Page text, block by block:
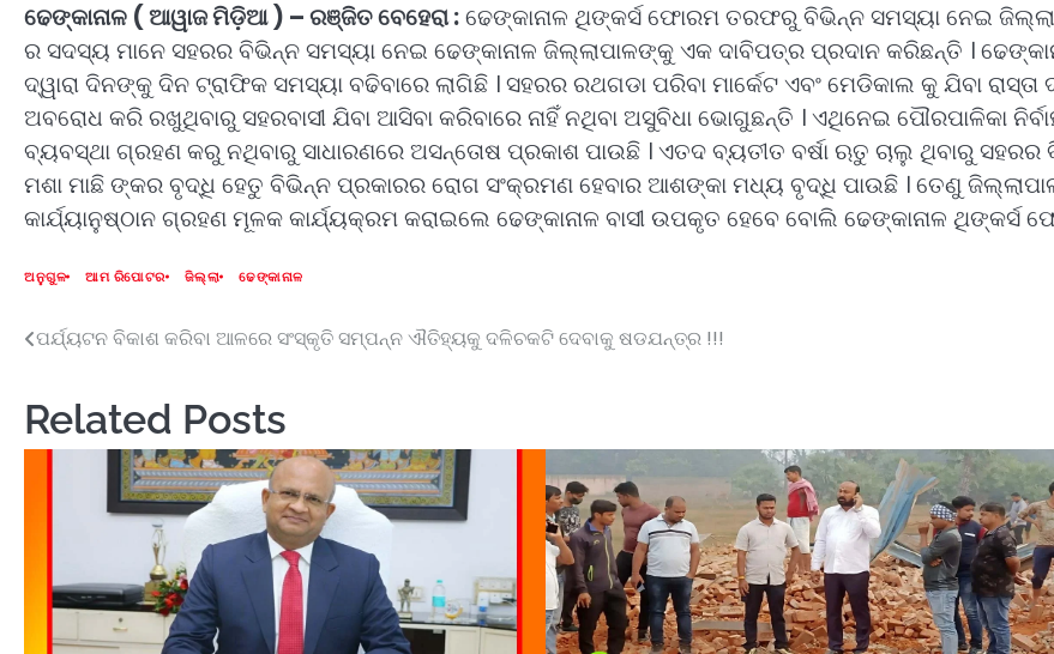
ଢେଙ୍କାନାଳ ( ଆୱାଜ ମିଡ଼ିଆ ) – ରଞ୍ଜିତ ବେହେରା :ଢେଙ୍କାନାଳ ଥିଙ୍କର୍ସ ଫୋରମ ତରଫରୁ ବିଭିନ୍ନ ସମସ୍ୟା ନେଇ
ର ସଦସ୍ୟ ମାନେ ସହରର ବିଭିନ୍ନ ସମସ୍ୟା ନେଇ ଢେଙ୍କାନାଳ ଜିଲ୍ଲାପାଳଙ୍କୁ ଏକ ଦାବିପତ୍ର ପ୍ରଦାନ କରିଛନ୍ତି ।
ଦ୍ୱାରା ଦିନଙ୍କୁ ଦିନ ଟ୍ରାଫିକ ସମସ୍ୟା ବଢିବାରେ ଲାଗିଛି । ସହରର ରଥଗଡା ପରିବା ମାର୍କେଟ ଏବଂ ମେଡିକାଲ କୁ ଯିବା
ଅବରୋଧ କରି ରଖୁଥିବାରୁ ସହରବାସୀ ଯିବା ଆସିବା କରିବାରେ ନାହିଁ ନଥିବା ଅସୁବିଧା ଭୋଗୁଛନ୍ତି । ଏଥିନେଇ ପୌରପାଳିକା
ବ୍ୟବସ୍ଥା ଗ୍ରହଣ କରୁ ନଥିବାରୁ ସାଧାରଣରେ ଅସନ୍ତୋଷ ପ୍ରକାଶ ପାଉଛି । ଏତଦ ବ୍ୟତୀତ ବର୍ଷା ଋତୁ ଚାଲୁ ଥିବାରୁ ସହରର
ମଶା ମାଛି ଙ୍କର ବୃଦ୍ଧି ହେତୁ ବିଭିନ୍ନ ପ୍ରକାରର ରୋଗ ସଂକ୍ରମଣ ହେବାର ଆଶଙ୍କା ମଧ୍ୟ ବୃଦ୍ଧି ପାଉଛି । ତେଣୁ
କାର୍ଯ୍ୟାନୁଷ୍ଠାନ ଗ୍ରହଣ ମୂଳକ କାର୍ଯ୍ୟକ୍ରମ କରାଇଲେ ଢେଙ୍କାନାଳ ବାସୀ ଉପକୃତ ହେବେ ବୋଲି ଢେଙ୍କାନାଳ ଥିଙ୍କର୍ସ
ଅନୁଗୁଳ ଆମ ରିପୋଟର ଜିଲ୍ଲା ଢେଙ୍କାନାଳ
Post
ପର୍ଯ୍ୟଟନ ବିକାଶ କରିବା ଆଳରେ ସଂସ୍କୃତି ସମ୍ପନ୍ନ ଐତିହ୍ୟକୁ ଦଳିଚକଟି ଦେବାକୁ ଷଡଯନ୍ତ୍ର !!!
Related Posts